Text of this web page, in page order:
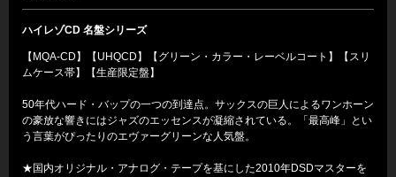
ハイレゾCD 名盤シリーズ
【MQA-CD】【UHQCD】【グリーン・カラー・レーベルコート】【スリ
ムケース帯】【生産限定盤】
50年代ハード・バップの一つの到達点。サックスの巨人によるワンホーン
の豪放な響きにはジャズのエッセンスが凝縮されている。「最高峰」とい
う言葉がぴったりのエヴァーグリーンな人気盤。
★国内オリジナル・アナログ・テープを基にした2010年DSDマスターを